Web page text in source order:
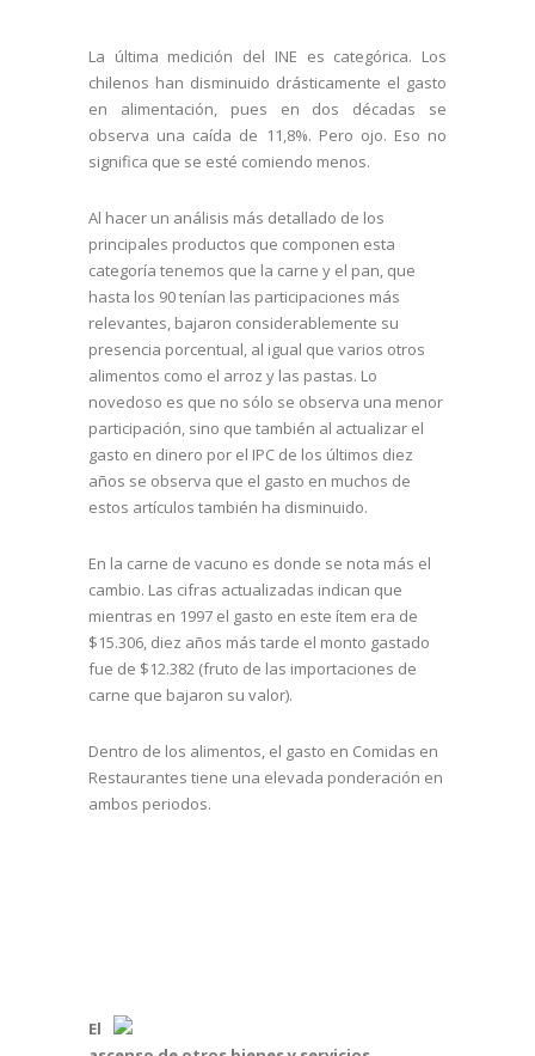
La última medición del INE es categórica. Los
chilenos han disminuido drásticamente el gasto
en alimentación, pues en dos décadas se
observa una caída de 11,8%. Pero ojo. Eso no
significa que se esté comiendo menos.
Al hacer un análisis más detallado de los
principales productos que componen esta
categoría tenemos que la carne y el pan, que
hasta los 90 tenían las participaciones más
relevantes, bajaron considerablemente su
presencia porcentual, al igual que varios otros
alimentos como el arroz y las pastas. Lo
novedoso es que no sólo se observa una menor
participación, sino que también al actualizar el
gasto en dinero por el IPC de los últimos diez
años se observa que el gasto en muchos de
estos artículos también ha disminuido.
En la carne de vacuno es donde se nota más el
cambio. Las cifras actualizadas indican que
mientras en 1997 el gasto en este ítem era de
$15.306, diez años más tarde el monto gastado
fue de $12.382 (fruto de las importaciones de
carne que bajaron su valor).
Dentro de los alimentos, el gasto en Comidas en
Restaurantes tiene una elevada ponderación en
ambos periodos.
El